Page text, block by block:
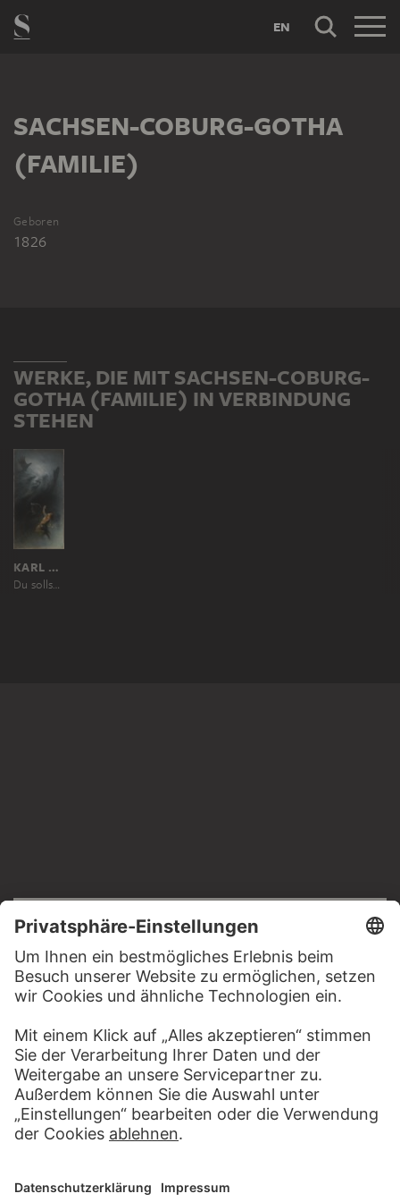
EN
SACHSEN-COBURG-GOTHA
(FAMILIE)
Geboren
1826
WERKE, DIE MIT SACHSEN-COBURG-
GOTHA (FAMILIE) IN VERBINDUNG
STEHEN
KARL WILHELM DIEFENBACH
Du sollst nicht töten
Impressum
Datenschutz
Copyright © 2026 Städel Museum
All rights reserved.
DIGITALE SAMMLUNG
Startseite
Werke
Künstler
Alben
SOCIAL MEDIA